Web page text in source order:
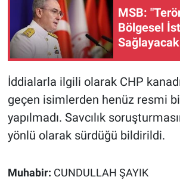
MSB:
Bölgesel
Sağlayacak
İddialarla ilgili olarak CHP
geçen isimlerden henüz resmi
yapılmadı. Savcılık
yönlü olarak sürdüğü bildirildi.
Muhabir: CUNDULLAH ŞAYIK